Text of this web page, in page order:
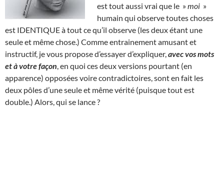
est tout aussi vrai que le »moi »
humain qui observe toutes choses
est IDENTIQUE à tout ce qu’il observe (les deux étant une
seule et même chose.) Comme entrainement amusant et
instructif, je vous propose d’essayer d’expliquer, avec vos mots
et à votre façon , en quoi ces deux versions pourtant (en
apparence) opposées voire contradictoires, sont en fait les
deux pôles d’une seule et même vérité (puisque tout est
double.) Alors, qui se lance ?